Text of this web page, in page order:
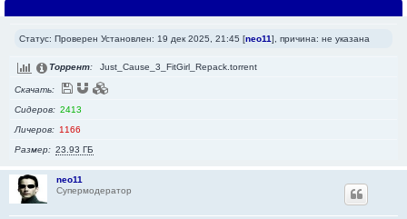
Статус: Проверен Установлен: 19 дек 2025, 21:45 [neo11], причина: не указана
Торрент Just_Cause_3_FitGirl_Repack.torrent
Скачать
Сидеров
2413
Личеров
1166
Размер
23.93 ГБ
neo11
Супермодератор